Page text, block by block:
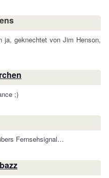
ja, geknechtet von Jim Henson,
;)
Fernsehsignal…